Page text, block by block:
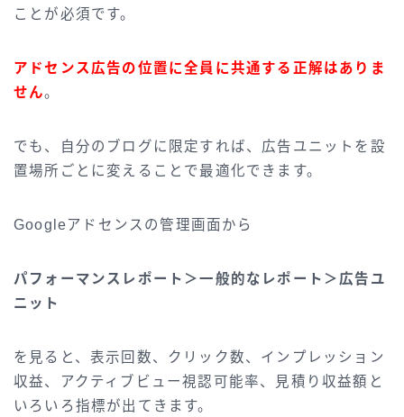
ことが必須です。
アドセンス広告の位置に全員に共通する正解はありま
せん。
でも、自分のブログに限定すれば、広告ユニットを設
置場所ごとに変えることで最適化できます。
Googleアドセンスの管理画面から
パフォーマンスレポート＞一般的なレポート＞広告ユ
ニット
を見ると、表示回数、クリック数、インプレッション
収益、アクティブビュー視認可能率、見積り収益額と
いろいろ指標が出てきます。